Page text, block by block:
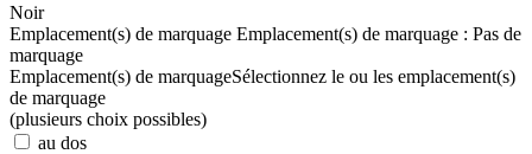
Noir
Emplacement(s) de marquage Emplacement(s) de marquage : Pas de
marquage
Emplacement(s) de marquageSélectionnez le ou les emplacement(s)
de marquage
(plusieurs choix possibles)
au dos